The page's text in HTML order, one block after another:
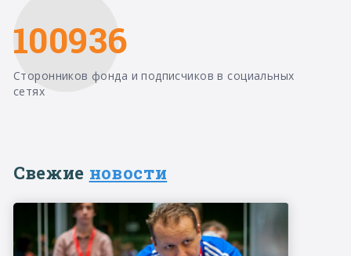
100936
Сторонников фонда и подписчиков в социальных
сетях
Свежие новости